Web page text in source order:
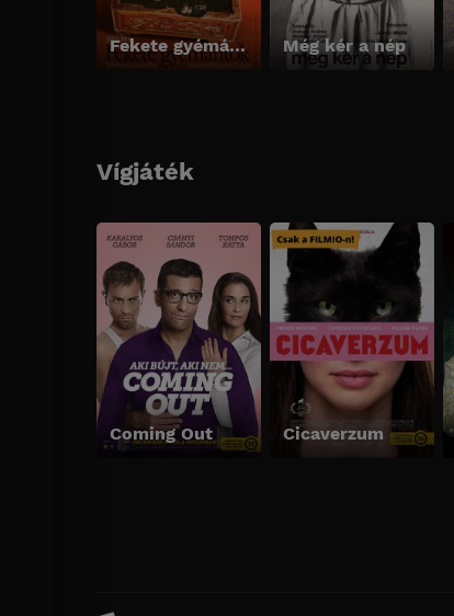
Fekete gyémántok Még kér a nép
Vígjáték
Coming Out Cicaverzum